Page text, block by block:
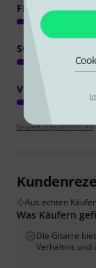
FEATURES
SOUND
VERARBEITUNG
Bewertungsrichtlinien
Aus echten
Was Käufern
Die Gitarre
Verhältnis und